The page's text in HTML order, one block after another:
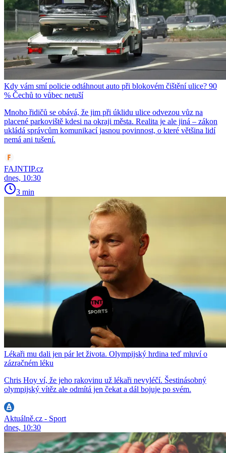
Kdy vám smí policie odtáhnout auto při blokovém čištění ulice? 90
% Čechů to vůbec netuší
Mnoho řidičů se obává, že jim při úklidu ulice odvezou vůz na
placené parkoviště kdesi na okraji města. Realita je ale jiná – zákon
ukládá správcům komunikací jasnou povinnost, o které většina lidí
nemá ani tušení.
FAJNTIP.cz
dnes, 10:30
3 min
Lékaři mu dali jen pár let života. Olympijský hrdina teď mluví o
zázračném léku
Chris Hoy ví, že jeho rakovinu už lékaři nevyléčí. Šestinásobný
olympijský vítěz ale odmítá jen čekat a dál bojuje po svém.
Aktuálně.cz - Sport
dnes, 10:30